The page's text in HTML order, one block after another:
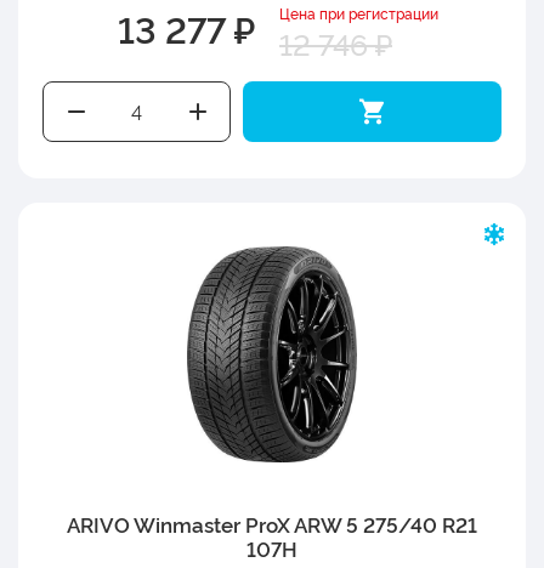
13 277 ₽ Цена при регистрации
12 746 ₽
ARIVO Winmaster ProX ARW 5 275/40 R21
107H